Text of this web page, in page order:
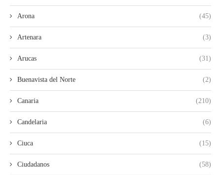
Arona (45)
Artenara (3)
Arucas (31)
Buenavista del Norte (2)
Canaria (210)
Candelaria (6)
Ciuca (15)
Ciudadanos (58)